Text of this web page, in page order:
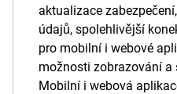
aktualizace
údajů, spolehlivější
pro mobilní i webové
možnosti zobrazování
Mobilní i webová